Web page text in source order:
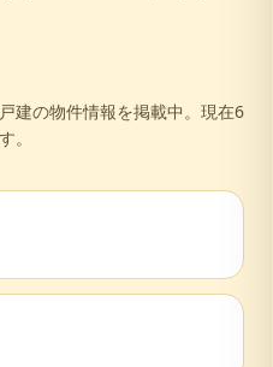
建の物件情報を掲載中。 現在6
。